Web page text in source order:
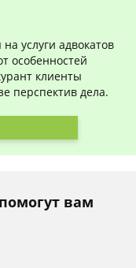
услуги адвокатов
особенностей
клиенты
перспектив дела.
вам